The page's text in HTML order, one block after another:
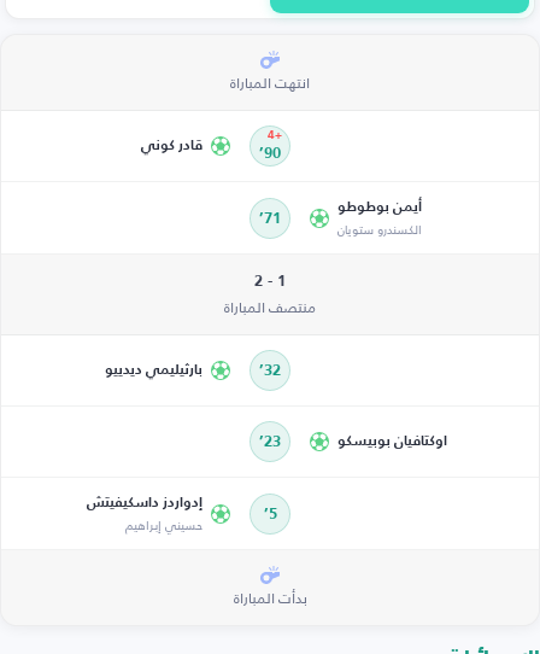
انتهت المباراة
90’
+4
قادر كوني
أيمن بوطوطو
الكسندرو ستويان 71’
1 - 2
منتصف المباراة
32’ بارثيليمي ديدييو
اوكتافيان بوبيسكو 23’
5’
إدواردز داسكيفيتش
حسيني إبراهيم
بدأت المباراة